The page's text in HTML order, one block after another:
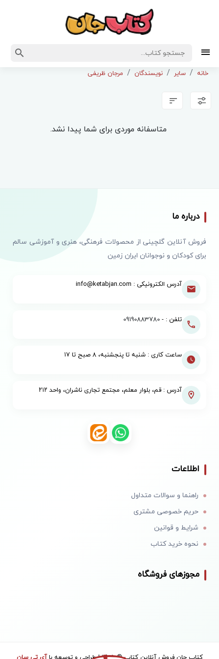
خانه سایر نویسندگان مرجان ظریفی
متاسفانه موردی برای شما پیدا نشد.
درباره ما
فروش آنلاین گلچینی از محصولات فرهنگی، هنری و آموزشی سالم
برای کودکان و نوجوانان ایران زمین
آدرس الکترونیکی : info@ketabjan.com
تلفن : -09190883780
ساعت کاری : شنبه تا پنجشنبه، ۸ صبح تا ۱۷
آدرس : قم، بلوار معلم، مجتمع تجاری ناشران، واحد ۲۱۲
اطلاعات
راهنما و سوالات متداول
حریم خصوصی مشتری
شرایط و قوانین
نحوه خرید کتاب
مجوزهای فروشگاه